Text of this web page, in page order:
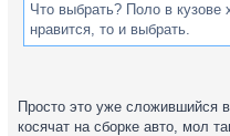
Что выбрать? Поло в кузове
нравится, то и выбрать.
Просто это уже сложившийся
косячат на сборке авто, мол